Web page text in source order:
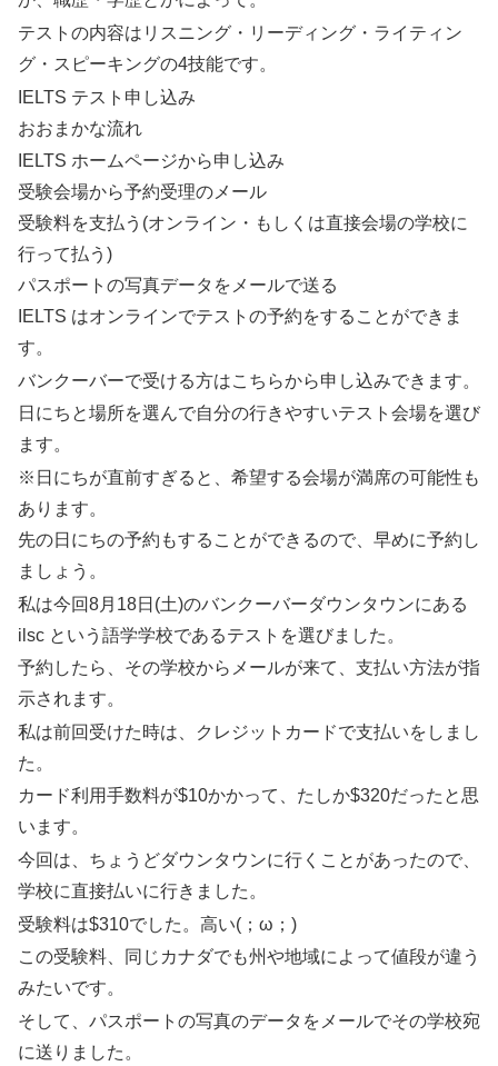
テストの内容はリスニング・リーディング・ライティン
グ・スピーキングの4技能です。
IELTS テスト申し込み
おおまかな流れ
IELTS ホームページから申し込み
受験会場から予約受理のメール
受験料を支払う(オンライン・もしくは直接会場の学校に
行って払う)
パスポートの写真データをメールで送る
IELTS はオンラインでテストの予約をすることができま
す。
バンクーバーで受ける方はこちらから申し込みできます。
日にちと場所を選んで自分の行きやすいテスト会場を選び
ます。
※日にちが直前すぎると、希望する会場が満席の可能性も
あります。
先の日にちの予約もすることができるので、早めに予約し
ましょう。
私は今回8月18日(土)のバンクーバーダウンタウンにある
ilsc という語学学校であるテストを選びました。
予約したら、その学校からメールが来て、支払い方法が指
示されます。
私は前回受けた時は、クレジットカードで支払いをしまし
た。
カード利用手数料が$10かかって、たしか$320だったと思
います。
今回は、ちょうどダウンタウンに行くことがあったので、
学校に直接払いに行きました。
受験料は$310でした。高い(；ω；)
この受験料、同じカナダでも州や地域によって値段が違う
みたいです。
そして、パスポートの写真のデータをメールでその学校宛
に送りました。